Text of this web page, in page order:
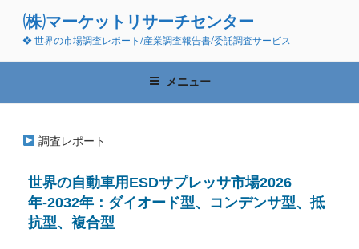
ン
(株)マーケットリサーチセンター
❖ 世界の市場調査レポート/産業調査報告書/委託調査サービス
メニュー
調査レポート
世界の自動車用ESDサプレッサ市場2026
年-2032年：ダイオード型、コンデンサ型、抵
抗型、複合型